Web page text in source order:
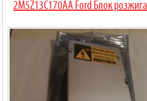
2M5Z13C170AA Ford